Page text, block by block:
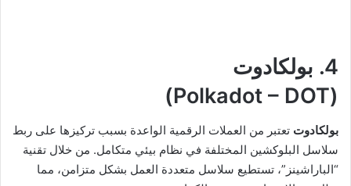
4. بولكادوت
(Polkadot – DOT)
بولكادوت تعتبر من العملات الرقمية الواعدة بسبب تركيزها على ربط
سلاسل البلوكشين المختلفة في نظام بيئي متكامل. من خلال تقنية
“الباراشينز”، تستطيع سلاسل متعددة العمل بشكل متزامن، مما